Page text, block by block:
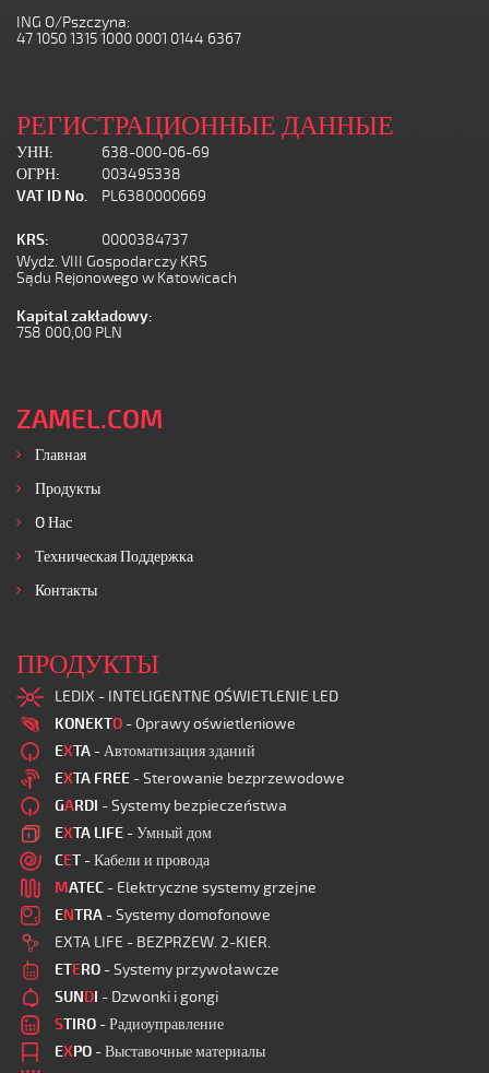
ING O/Pszczyna:
47 1050 1315 1000 0001 0144 6367
РЕГИСТРАЦИОННЫЕ ДАННЫЕ
УНН:
638-000-06-69
ОГРН:
003495338
VAT ID No.
PL6380000669
KRS:
0000384737
Wydz. VIII Gospodarczy KRS
Sądu Rejonowego w Katowicach
Kapital zakładowy:
758 000,00 PLN
ZAMEL.COM
Главная
Продукты
O Нас
Техническая Поддержка
Контакты
ПРОДУКТЫ
LEDIX - INTELIGENTNE OŚWIETLENIE LED
KONEKTO - Oprawy oświetleniowe
EXTA - Автоматизация зданий
EXTA FREE - Sterowanie bezprzewodowe
GARDI - Systemy bezpieczeństwa
EXTA LIFE - Умный дом
CET - Кабели и провода
MATEC - Elektryczne systemy grzejne
ENTRA - Systemy domofonowe
EXTA LIFE - BEZPRZEW. 2-KIER.
ETERO - Systemy przywoławcze
SUNDI - Dzwonki i gongi
STIRO - Радиоуправление
EXPO - Выставочные материалы